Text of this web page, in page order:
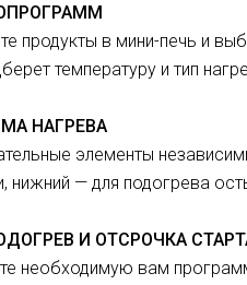
продукты в мини-печь и
температуру и тип
НАГРЕВА
элементы
нижний — для подогрева
И ОТСРОЧКА
необходимую вам